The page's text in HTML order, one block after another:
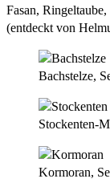
Fasan,
(entdeckt von
Bachstelze,
Stockenten-
Kormoran,